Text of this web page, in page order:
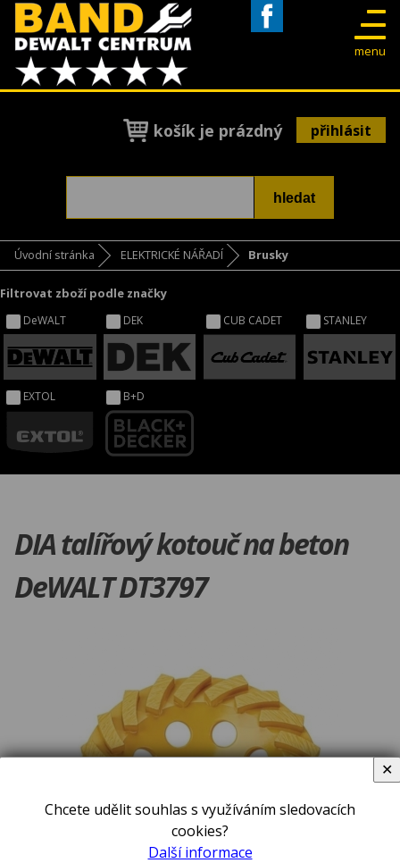
menu
košík je prázdný přihlásit
Úvodní stránka ELEKTRICKÉ NÁŘADÍ Brusky
Filtrovat zboží podle značky
DeWALT DEK CUB CADET STANLEY
EXTOL B+D
DIA talířový kotouč na beton
DeWALT DT3797
Chcete udělit souhlas s využíváním sledovacích
cookies?
Další informace
✕